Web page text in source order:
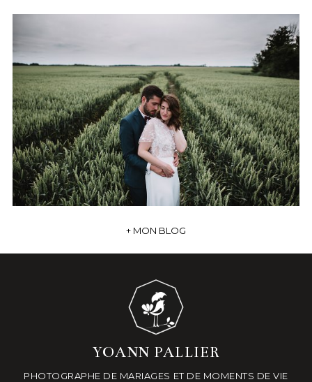
MARIAGE LA FERME DU POULT
+ OUVRIR
+ MON BLOG
YOANN PALLIER
PHOTOGRAPHE DE MARIAGES ET DE MOMENTS DE VIE